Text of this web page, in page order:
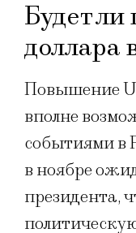
Будет
доллара
Повышение
вполне
событиями в
в ноябре
президента,